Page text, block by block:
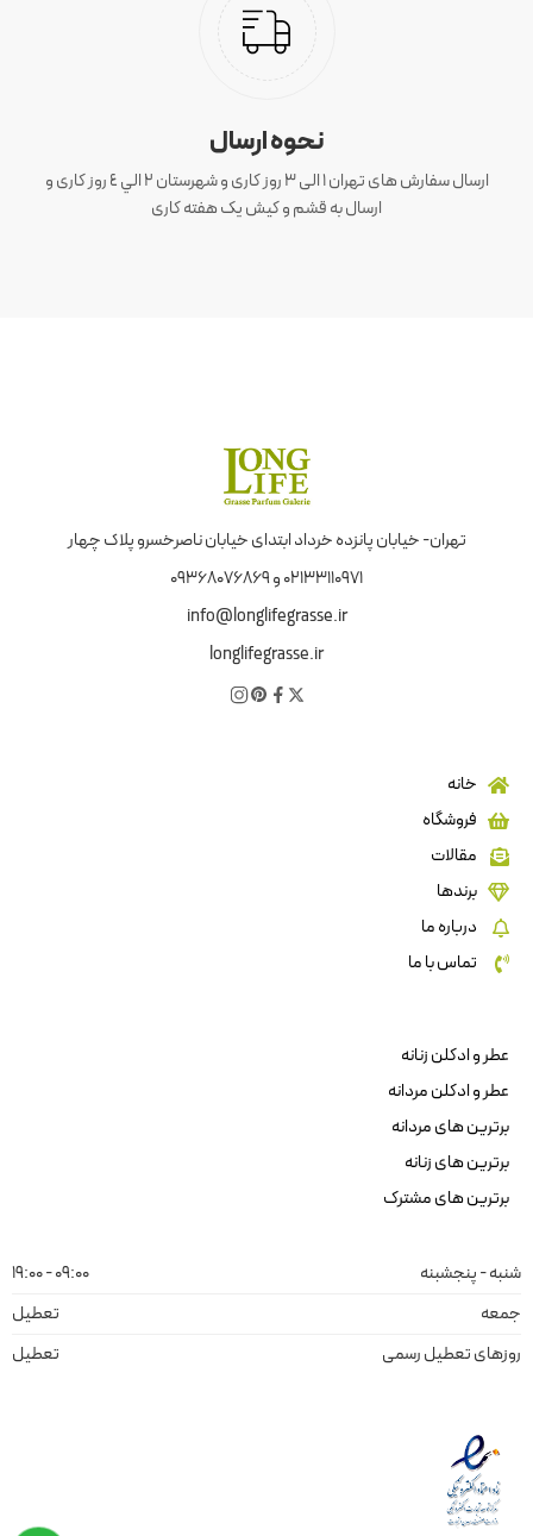
نحوه ارسال
ارسال سفارش های تهران 1 الی 3 روز کاری و شهرستان ٢ الي ٤ روز کاری و
ارسال به قشم و کیش یک هفته کاری
تهران- خیابان پانزده خرداد ابتدای خیابان ناصرخسرو پلاک چهار
02133110971 و 09368076869
info@longlifegrasse.ir
longlifegrasse.ir
خانه
فروشگاه
مقالات
برندها
درباره ما
تماس با ما
عطر و ادکلن زنانه
عطر و ادکلن مردانه
برترین های مردانه
برترین های زنانه
برترین های مشترک
شنبه - پنجشبنه
09:00 - 19:00
جمعه
تعطیل
روزهای تعطیل رسمی
تعطیل